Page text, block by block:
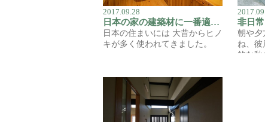
2017.09.28
日本の家の建築材に一番適した材「ヒノキ」。木材を選ぶときに大事なこと
日本の住まいには 大昔からヒノ
キが多く使われてきました。
朝や夕
ね、彼
的な秋